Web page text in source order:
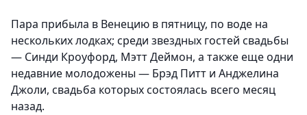
Пара прибыла в Венецию в пятницу, по воде на
нескольких лодках; среди звездных гостей свадьбы
— Синди Кроуфорд, Мэтт Деймон, а также еще одни
недавние молодожены — Брэд Питт и Анджелина
Джоли, свадьба которых состоялась всего месяц
назад.